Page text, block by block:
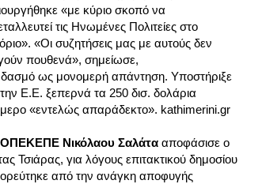
«με κύριο σκοπό να
τις Ηνωμένες Πολιτείες στο
«Οι συζητήσεις μας με αυτούς δεν
πουθενά», σημείωσε,
δασμό ως μονομερή απάντηση. Υποστήριξε
Ε.Ε. ξεπερνά τα 250 δισ. δολάρια
«εντελώς απαράδεκτο». kathimerini.gr
Νικόλαου Σαλάτα αποφάσισε ο
Τσιάρας, για λόγους επιτακτικού δημοσίου
από την ανάγκη αποφυγής